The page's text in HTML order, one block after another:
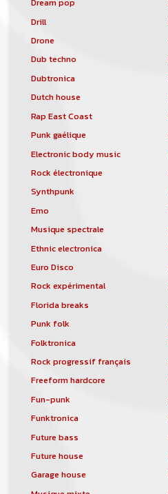
Drill
Drone
Dub techno
Dubtronica
Dutch house
Rap East Coast
Punk gaélique
Electronic body music
Rock électronique
Synthpunk
Emo
Musique spectrale
Ethnic electronica
Euro Disco
Rock expérimental
Florida breaks
Punk folk
Folktronica
Rock progressif français
Freeform hardcore
Fun-punk
Funktronica
Future bass
Future house
Garage house